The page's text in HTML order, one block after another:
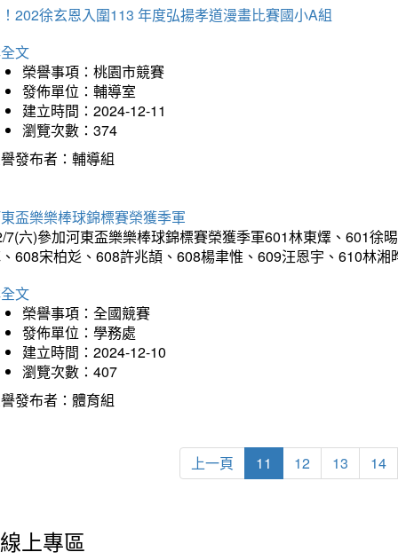
202徐玄恩入圍113 年度弘揚孝道漫畫比賽國小A組
文
榮譽事項：桃園市競賽
發佈單位：輔導室
建立時間：2024-12-11
瀏覽次數：374
發布者：輔導組
盃樂樂棒球錦標賽榮獲季軍
7(六)參加河東盃樂樂棒球錦標賽榮獲季軍601林東燡、601徐
608宋柏彣、608許兆頡、608楊聿惟、609汪恩宇、610林
文
榮譽事項：全國競賽
發佈單位：學務處
建立時間：2024-12-10
瀏覽次數：407
發布者：體育組
上一頁 11 12 13 14
線上專區